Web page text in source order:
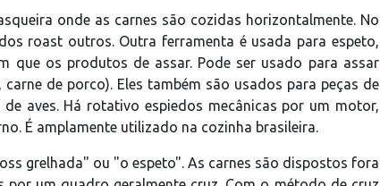
onde as carnes são cozidas horizontalmente. No
roast outros. Outra ferramenta é usada para espeto,
que os produtos de assar. Pode ser usado para assar
de porco). Eles também são usados ​​para peças de
aves. Há rotativo espiedos mecânicas por um motor,
É amplamente utilizado na cozinha brasileira.
grelhada" ou "o espeto". As carnes são dispostos fora